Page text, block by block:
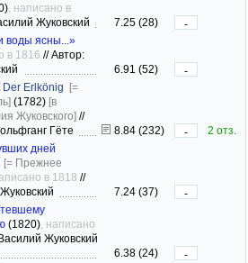
, написано в
Жуковский 7.25 (28)
-
воды ясны...»
в 1816 //Автор:
6.91 (52)
-
Der Erlkönig [=
(1782) [в
Жуковского] //
Гёте
8.84 (232) -
2 отз.
дней
[= Прежнее
в 1818 //
7.24 (37)
-
(1820) , написано
Жуковский
6.38 (24)
-